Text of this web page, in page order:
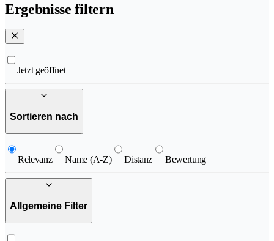
Ergebnisse filtern
Jetzt geöffnet
Sortieren nach
Relevanz Name (A-Z) Distanz Bewertung
Allgemeine Filter